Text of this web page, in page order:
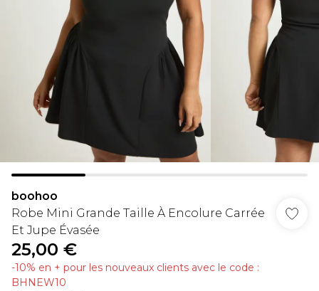
boohoo
Robe Mini Grande Taille À Encolure Carrée
Et Jupe Évasée
25,00 €
-10% en + pour les nouveaux clients avec le code :
BHNEW10